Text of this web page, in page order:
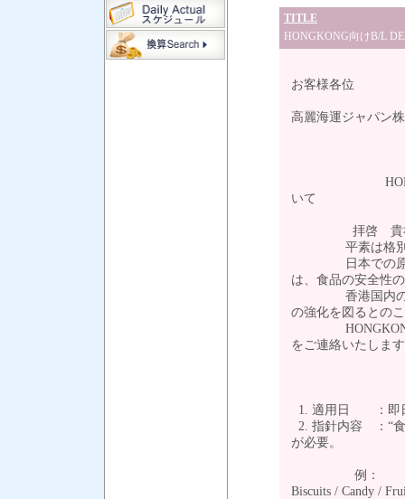
TITLE
HONGKONG向けB/L
お客様各位
高麗海運ジャパン
HONGKONG
いて
拝啓 貴社ます
平素は格別のご
日本での原子力
は、食品の安全性
香港国内の信頼
の強化を図るとの
HONGKONG向
をご連絡いたしま
1. 適用日 ：即
2. 指針内容 ：“食
が必要。
例：
Biscuits / Candy /